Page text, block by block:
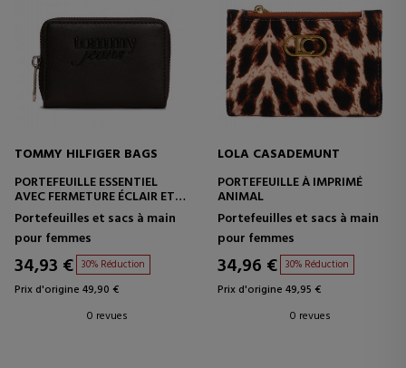
TOMMY HILFIGER BAGS
PORTEFEUILLE ESSENTIEL
AVEC FERMETURE ÉCLAIR ET
LOGO
Portefeuilles et sacs à main
pour femmes
34,93 € 30% Réduction
Prix d'origine 49,90 €
0 revues
LOLA CASADEMUNT
PORTEFEUILLE À IMPRIMÉ
ANIMAL
Portefeuilles et sacs à main
pour femmes
34,96 € 30% Réduction
Prix d'origine 49,95 €
0 revues